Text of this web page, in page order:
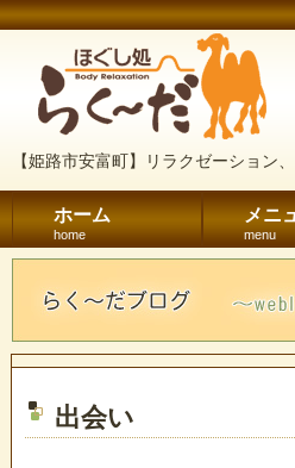
【姫路市安富町】リラクゼーション
ホーム
home
メニ
menu
出会い